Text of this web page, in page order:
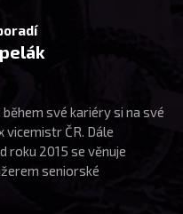
své kariéry si na své
vicemistr ČR. Dále
roku 2015 se věnuje
seniorské